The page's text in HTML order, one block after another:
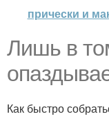
прически и
Лишь в
Как быстро